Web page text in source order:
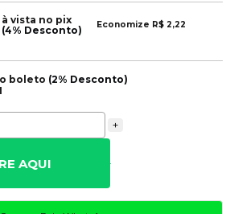
à vista no pix
(4% Desconto)
Economize R$ 2,22
boleto (2% Desconto)
+
AQUI